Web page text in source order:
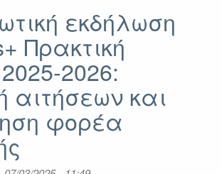
Εκδήλωσης
Ενδιαφέροντος
για
κινητικότητα
Διδασκαλίας
μέσω
Προγράμματος
εκδήλωση
Πρακτική
2026:
αιτήσεων και
φορέα